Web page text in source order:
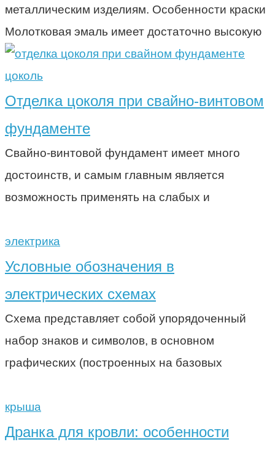
металлическим изделиям. Особенности краски
Молотковая эмаль имеет достаточно высокую
цоколь
Отделка цоколя при свайно-винтовом
фундаменте
Свайно-винтовой фундамент имеет много
достоинств, и самым главным является
возможность применять на слабых и
электрика
Условные обозначения в
электрических схемах
Схема представляет собой упорядоченный
набор знаков и символов, в основном
графических (построенных на базовых
крыша
Дранка для кровли: особенности